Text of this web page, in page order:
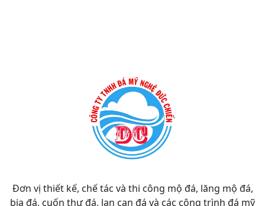
Đơn vị thiết kế, chế tác và thi công mộ đá, lăng mộ đá,
bia đá, cuốn thư đá, lan can đá và các công trình đá mỹ